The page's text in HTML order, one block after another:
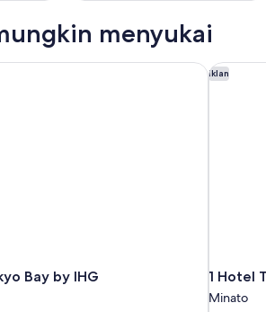
menyukai
Bay by IHG
Bay by IHG Iklan
1 Hotel
Minato
1 Hotel